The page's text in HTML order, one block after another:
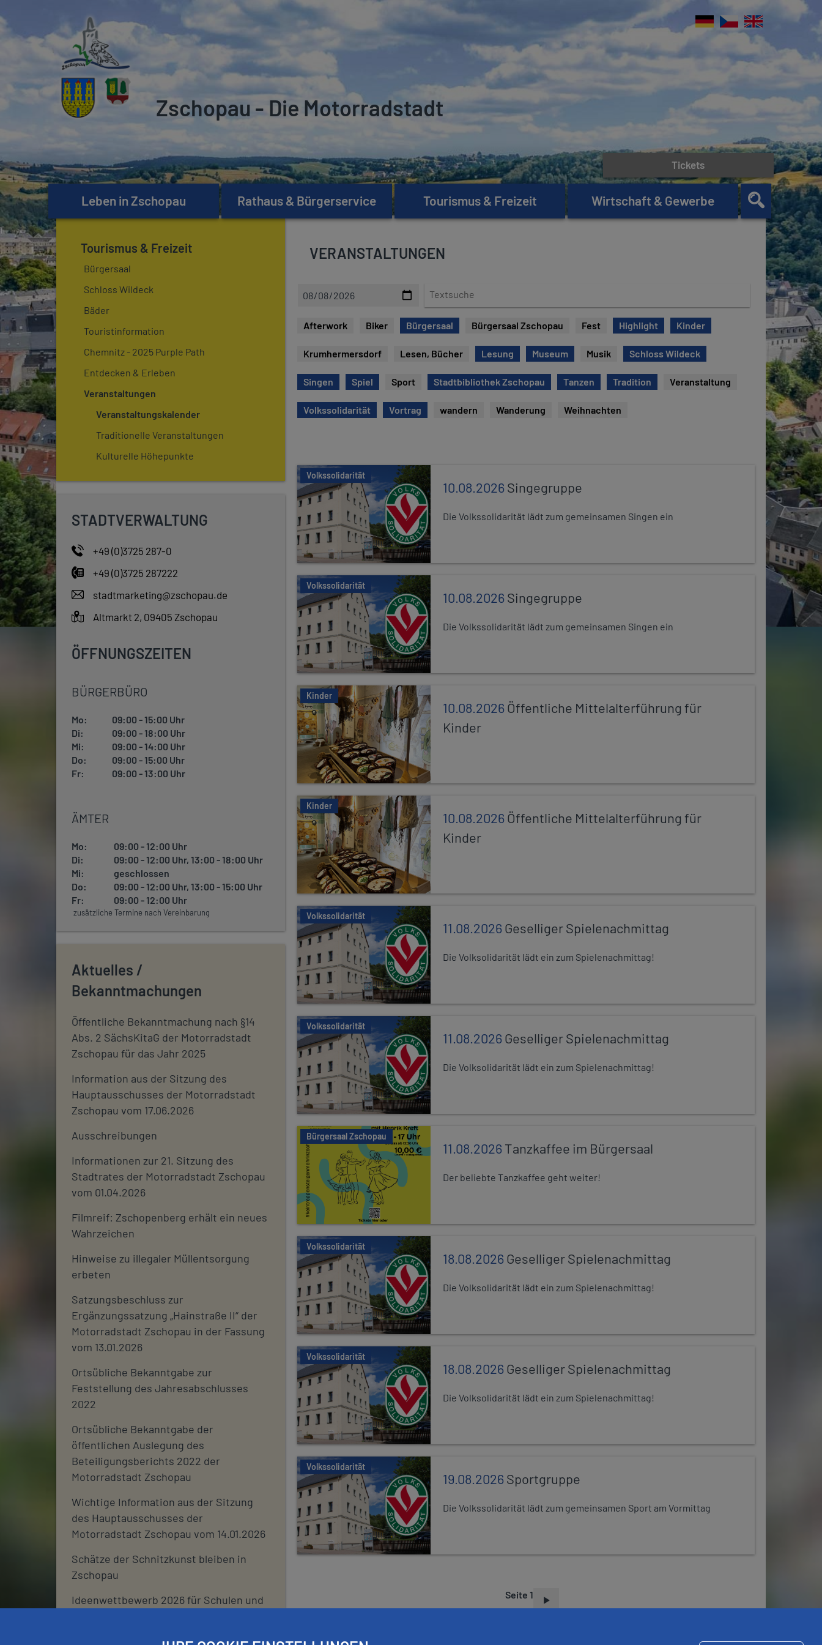
Zschopau - Die Motorradstadt
Leben in Zschopau Rathaus & Bürgerservice Tourismus & Freizeit Wirtschaft & Gewerbe
Tickets
Tourismus & Freizeit
Bürgersaal
Schloss Wildeck
Bäder
Touristinformation
Chemnitz - 2025 Purple Path
Entdecken & Erleben
Veranstaltungen
Veranstaltungskalender
Traditionelle Veranstaltungen
Kulturelle Höhepunkte
STADTVERWALTUNG
+49 (0)3725 287-0
+49 (0)3725 287222
stadtmarketing@zschopau.de
Altmarkt 2, 09405 Zschopau
ÖFFNUNGSZEITEN
BÜRGERBÜRO
Mo:
09:00 - 15:00 Uhr
Di:
09:00 - 18:00 Uhr
Mi:
09:00 - 14:00 Uhr
Do:
09:00 - 15:00 Uhr
Fr:
09:00 - 13:00 Uhr
ÄMTER
Mo:
09:00 - 12:00 Uhr
Di:
09:00 - 12:00 Uhr, 13:00 - 18:00 Uhr
Mi:
geschlossen
Do:
09:00 - 12:00 Uhr, 13:00 - 15:00 Uhr
Fr:
09:00 - 12:00 Uhr
zusätzliche Termine nach Vereinbarung
Aktuelles /
Bekanntmachungen
Öffentliche Bekanntmachung nach §14
Abs. 2 SächsKitaG der Motorradstadt
Zschopau für das Jahr 2025
Information aus der Sitzung des
Hauptausschusses der Motorradstadt
Zschopau vom 17.06.2026
Ausschreibungen
Informationen zur 21. Sitzung des
Stadtrates der Motorradstadt Zschopau
vom 01.04.2026
Filmreif: Zschopenberg erhält ein neues
Wahrzeichen
Hinweise zu illegaler Müllentsorgung
erbeten
Satzungsbeschluss zur
Ergänzungssatzung „Hainstraße II“ der
Motorradstadt Zschopau in der Fassung
vom 13.01.2026
Ortsübliche Bekanntgabe zur
Feststellung des Jahresabschlusses
2022
Ortsübliche Bekanntgabe der
öffentlichen Auslegung des
Beteiligungsberichts 2022 der
Motorradstadt Zschopau
Wichtige Information aus der Sitzung
des Hauptausschusses der
Motorradstadt Zschopau vom 14.01.2026
Schätze der Schnitzkunst bleiben in
Zschopau
Ideenwettbewerb 2026 für Schulen und
Stadtjournal 2026: Wir suchen euch
VERANSTALTUNGEN
x
t
u
Afterwork Biker Bürgersaal Bürgersaal Zschopau Fest Highlight Kinder
Krumhermersdorf Lesen, Bücher Lesung Museum Musik Schloss Wildeck
Singen Spiel Sport Stadtbibliothek Zschopau Tanzen Tradition Veranstaltung
Volkssolidarität Vortrag wandern Wanderung Weihnachten
Volkssolidarität
10.08.2026Singegruppe
Die Volkssolidarität lädt zum gemeinsamen Singen ein
Volkssolidarität
10.08.2026Singegruppe
Die Volkssolidarität lädt zum gemeinsamen Singen ein
Kinder
10.08.2026Öffentliche Mittelalterführung für
Kinder
Kinder
10.08.2026Öffentliche Mittelalterführung für
Kinder
Volkssolidarität
11.08.2026Geselliger Spielenachmittag
Die Volksolidarität lädt ein zum Spielenachmittag!
Volkssolidarität
11.08.2026Geselliger Spielenachmittag
Die Volksolidarität lädt ein zum Spielenachmittag!
Bürgersaal Zschopau
11.08.2026Tanzkaffee im Bürgersaal
Der beliebte Tanzkaffee geht weiter!
Volkssolidarität
18.08.2026Geselliger Spielenachmittag
Die Volksolidarität lädt ein zum Spielenachmittag!
Volkssolidarität
18.08.2026Geselliger Spielenachmittag
Die Volksolidarität lädt ein zum Spielenachmittag!
Volkssolidarität
19.08.2026Sportgruppe
Die Volkssolidarität lädt zum gemeinsamen Sport am Vormittag
S
I
Seite 1